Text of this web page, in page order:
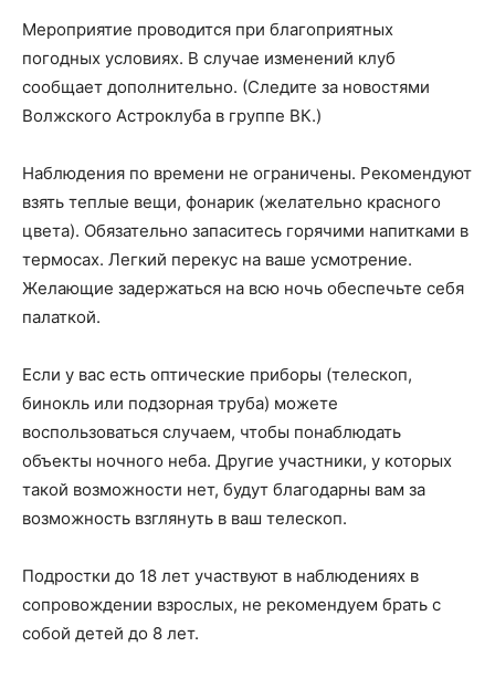
Мероприятие проводится при благоприятных
погодных условиях. В случае изменений клуб
сообщает дополнительно. (Следите за новостями
Волжского Астроклуба в группе ВК.)
Наблюдения по времени не ограничены. Рекомендуют
взять теплые вещи, фонарик (желательно красного
цвета). Обязательно запаситесь горячими напитками в
термосах. Легкий перекус на ваше усмотрение.
Желающие задержаться на всю ночь обеспечьте себя
палаткой.
Если у вас есть оптические приборы (телескоп,
бинокль или подзорная труба) можете
воспользоваться случаем, чтобы понаблюдать
объекты ночного неба. Другие участники, у которых
такой возможности нет, будут благодарны вам за
возможность взглянуть в ваш телескоп.
Подростки до 18 лет участвуют в наблюдениях в
сопровождении взрослых, не рекомендуем брать с
собой детей до 8 лет.